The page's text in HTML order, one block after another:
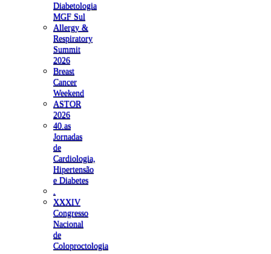
Diabetologia
MGF Sul
Allergy &
Respiratory
Summit
2026
Breast
Cancer
Weekend
ASTOR
2026
40.as
Jornadas
de
Cardiologia,
Hipertensão
e Diabetes
XXXIV
Congresso
Nacional
de
Coloproctologia